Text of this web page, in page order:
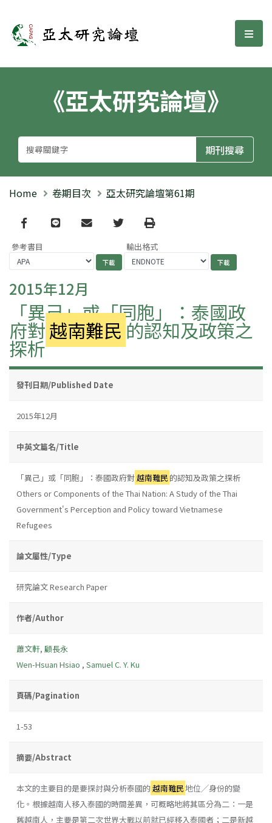
亞太研究論壇 選
《亞太研究論壇》
Home 卷期目次 亞太研究論壇第61期
Facebook
line email TwitterPrint
參考書目 輸出格式
2015年12月
「異己」或「同胞」：泰國政
府對越南難民 的認知及政策之
探析
發刊日期/Published Date
2015年12月
中英文篇名/Title
「異己」或「同胞」：泰國政府對 越南難民的認知及政策之探析
Others or Components of the Thai Nation: A Study of the Thai
Government's Perception and Policy toward Vietnamese
Refugees
論文屬性/Type
研究論文 Research Paper
作者/Author
蕭文軒, 顧長永
Wen-Hsuan Hsiao , Samuel C. Y. Ku
頁碼/Pagination
1-53
摘要/Abstract
本文的主要目的是要探討與分析泰國的越南難民地位╱身份的變
化。根據越南人移入泰國的時間差異，可概略地將其區分為二：一是
舊越南人，主要是第二次世界大戰以前就已經移入泰國者；二是新越